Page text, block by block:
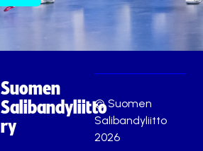
Suomen
Salibandyliitto
ry
© Suomen
Salibandyliitto
2026